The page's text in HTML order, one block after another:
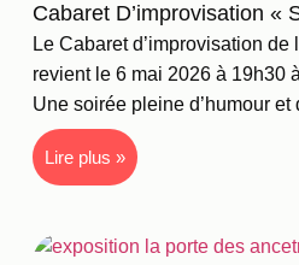
Cabaret D’improvisation «
Le Cabaret d’improvisation
revient le 6 mai 2026 à 19h30
Une soirée pleine d’humour et
Lire plus »